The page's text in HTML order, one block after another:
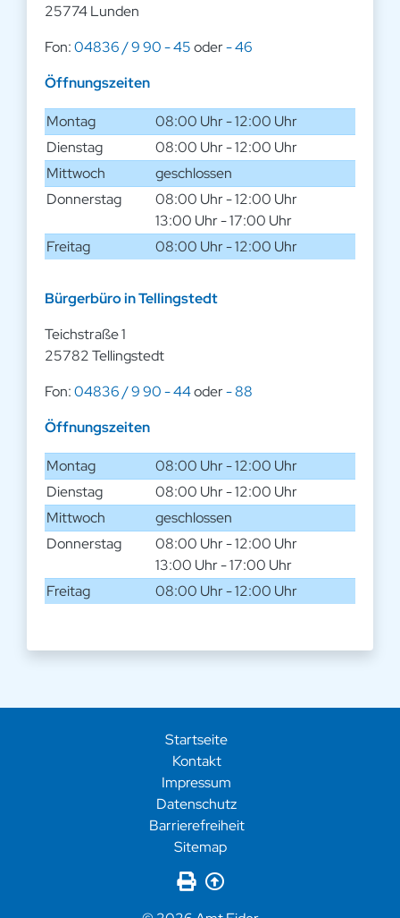
25774 Lunden
Fon:04836 / 9 90 - 45oder- 46
Öffnungszeiten
Montag
08:00 Uhr - 12:00 Uhr
Dienstag
08:00 Uhr - 12:00 Uhr
Mittwoch
geschlossen
Donnerstag
08:00 Uhr - 12:00 Uhr
13:00 Uhr - 17:00 Uhr
Freitag
08:00 Uhr - 12:00 Uhr
Bürgerbüro in Tellingstedt
Teichstraße 1
25782 Tellingstedt
Fon:04836 / 9 90 - 44oder- 88
Öffnungszeiten
Montag
08:00 Uhr - 12:00 Uhr
Dienstag
08:00 Uhr - 12:00 Uhr
Mittwoch
geschlossen
Donnerstag
08:00 Uhr - 12:00 Uhr
13:00 Uhr - 17:00 Uhr
Freitag
08:00 Uhr - 12:00 Uhr
Startseite
Kontakt
Impressum
Datenschutz
Barrierefreiheit
Sitemap
Seite drucken
Zurück nach oben